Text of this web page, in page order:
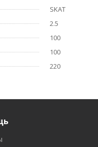
SKAT
2.5
100
100
220